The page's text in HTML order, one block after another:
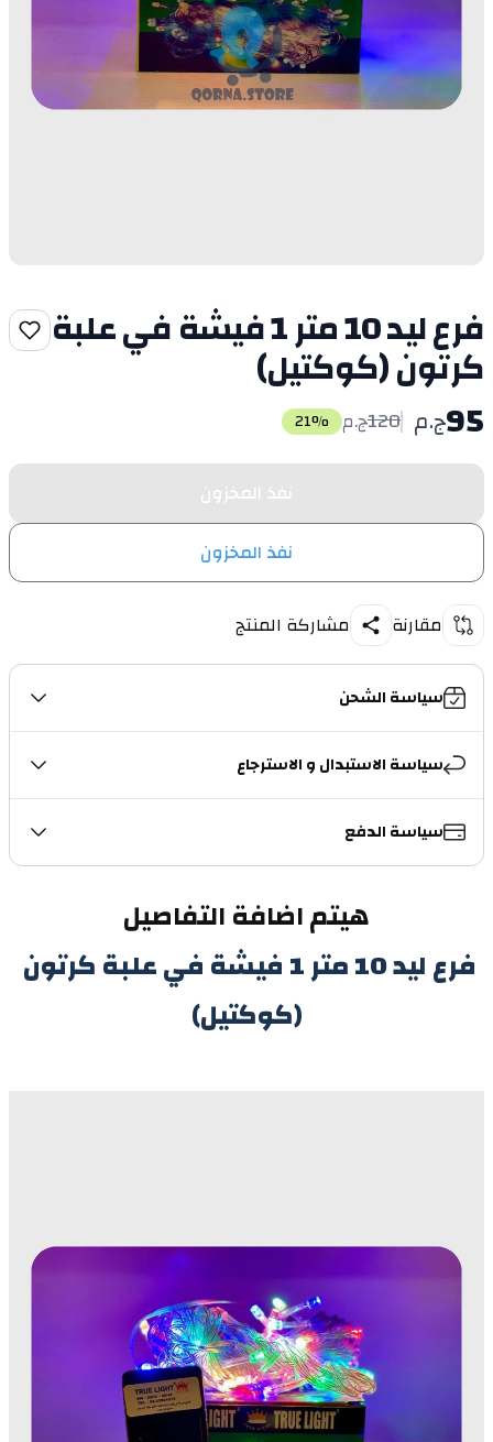
فرع ليد 10 متر 1 فيشة في علبة
كرتون (كوكتيل)
95ج.م 120ج.م 21%
نفذ المخزون
نفذ المخزون
مقارنة مشاركة المنتج
سياسة الشحن
سياسة الاستبدال و الاسترجاع
سياسة الدفع
هيتم اضافة التفاصيل
(كوكتيل)